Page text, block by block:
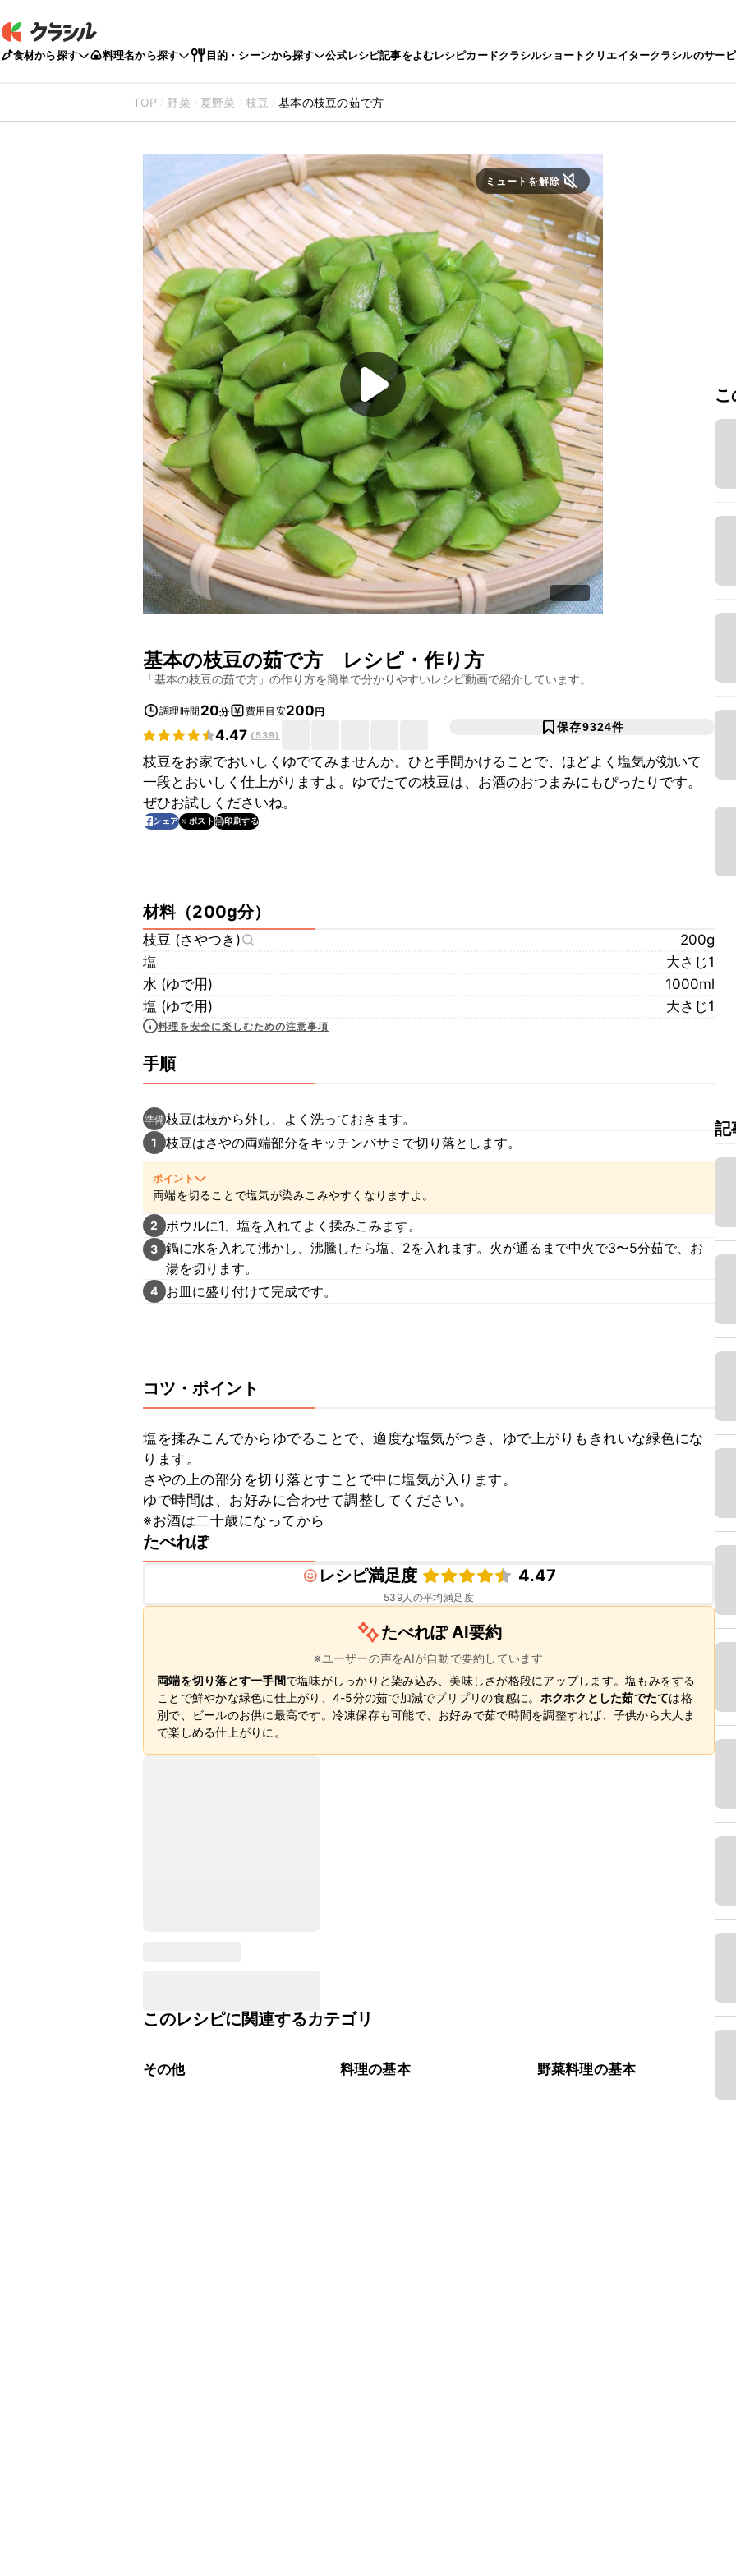
食材から探す 料理名から探す 目的・シーンから探す 公式レシピ記事をよむレシピカードクラシルショートクリエイタークラシルのサー
TOP 野菜 夏野菜 枝豆 基本の枝豆の茹で方
ミュートを解除
基本の枝豆の茹で方 レシピ・作り方
「基本の枝豆の茹で方 」の作り方を簡単で分かりやすいレシピ動画で紹介しています。
調理時間 20分 費用目安200円
4.47 ( 539)
保存9324件
枝豆をお家でおいしくゆでてみませんか。ひと手間かけることで、ほどよく塩気が効いて
一段とおいしく仕上がりますよ。ゆでたての枝豆は、お酒のおつまみにもぴったりです。
ぜひお試しくださいね。
シェア ポスト 印刷する
材料（200g分）
枝豆 (さやつき)
200g
塩
大さじ1
水 (ゆで用)
1000ml
塩 (ゆで用)
大さじ1
料理を安全に楽しむための注意事項
手順
準備枝豆は枝から外し、よく洗っておきます。
1 枝豆はさやの両端部分をキッチンバサミで切り落とします。
ポイント
両端を切ることで塩気が染みこみやすくなりますよ。
2 ボウルに1、塩を入れてよく揉みこみます。
3 鍋に水を入れて沸かし、沸騰したら塩、2を入れます。火が通るまで中火で3〜5分茹で、お
湯を切ります。
4 お皿に盛り付けて完成です。
コツ・ポイント
塩を揉みこんでからゆでることで、適度な塩気がつき、ゆで上がりもきれいな緑色にな
ります。
さやの上の部分を切り落とすことで中に塩気が入ります。
ゆで時間は、お好みに合わせて調整してください。
※お酒は二十歳になってから
たべれぽ
レシピ満足度
4.47
539人の平均満足度
たべれぽ AI要約
※ユーザーの声をAIが自動で要約しています
両端を切り落とす一手間で塩味がしっかりと染み込み、美味しさが格段にアップします。塩もみをする
ことで鮮やかな緑色に仕上がり、4-5分の茹で加減でプリプリの食感に。 ホクホクとした茹でたては格
別で、ビールのお供に最高です。冷凍保存も可能で、お好みで茹で時間を調整すれば、子供から大人ま
で楽しめる仕上がりに。
このレシピに関連するカテゴリ
その他 料理の基本 野菜料理の基本
記